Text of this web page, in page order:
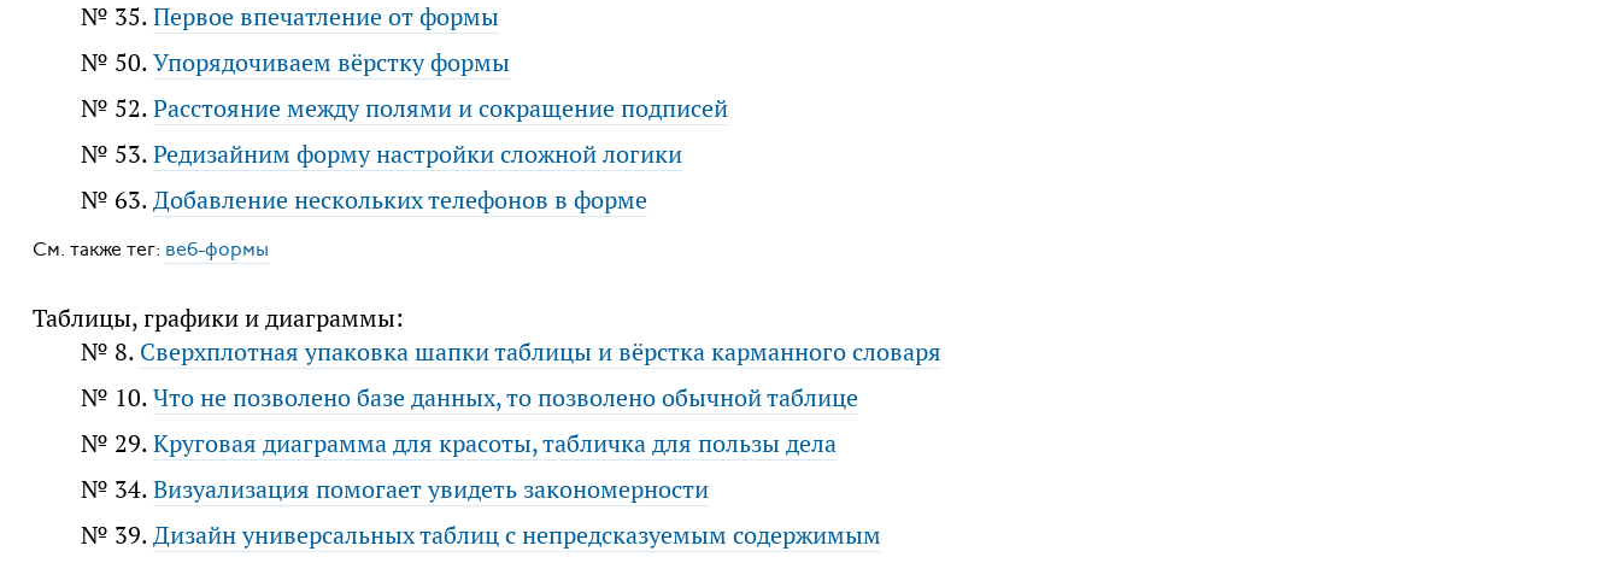
№ 35.Первое впечатление от формы
№ 50.Упорядочиваем вёрстку формы
№ 52.Расстояние между полями и сокращение подписей
№ 53.Редизайним форму настройки сложной логики
№ 63.Добавление нескольких телефонов в форме
См. также тег: веб-формы
Таблицы, графики и диаграммы:
№ 8. Сверхплотная упаковка шапки таблицы и вёрстка карманного словаря
№ 10.Что не позволено базе данных, то позволено обычной таблице
№ 29.Круговая диаграмма для красоты, табличка для пользы дела
№ 34.Визуализация помогает увидеть закономерности
№ 39.Дизайн универсальных таблиц с непредсказуемым содержимым